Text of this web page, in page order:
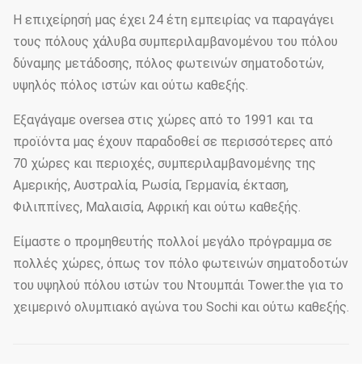
Η επιχείρησή μας έχει 24 έτη εμπειρίας να παραγάγει
τους πόλους χάλυβα συμπεριλαμβανομένου του πόλου
δύναμης μετάδοσης, πόλος φωτεινών σηματοδοτών,
υψηλός πόλος ιστών και ούτω καθεξής.
Εξαγάγαμε oversea στις χώρες από το 1991 και τα
προϊόντα μας έχουν παραδοθεί σε περισσότερες από
70 χώρες και περιοχές, συμπεριλαμβανομένης της
Αμερικής, Αυστραλία, Ρωσία, Γερμανία, έκταση,
Φιλιππίνες, Μαλαισία, Αφρική και ούτω καθεξής.
Είμαστε ο προμηθευτής πολλοί μεγάλο πρόγραμμα σε
πολλές χώρες, όπως τον πόλο φωτεινών σηματοδοτών
του υψηλού πόλου ιστών του Ντουμπάι Tower.the για το
χειμερινό ολυμπιακό αγώνα του Sochi και ούτω καθεξής.